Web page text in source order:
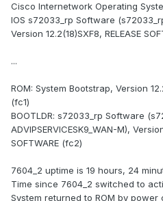
Cisco Internetwork Operating
IOS s72033_rp Software
Version 12.2(18)SXF8, RELEASE
...
ROM: System Bootstrap, Version
(fc1)
BOOTLDR: s72033_rp Software
ADVIPSERVICESK9_WAN-M),
SOFTWARE (fc2)
7604_2 uptime is 19 hours, 24
Time since 7604_2 switched to
System returned to ROM by power